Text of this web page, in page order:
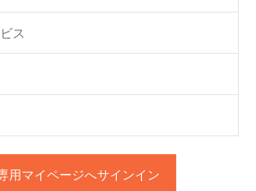
ス
用マイページへサインイン